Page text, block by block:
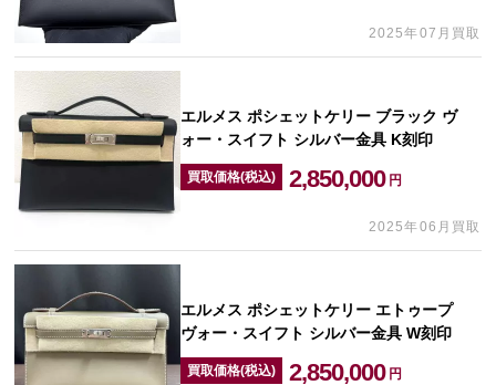
2025年07月買取
エルメス ポシェットケリー ブラック ヴ
ォー・スイフト シルバー金具 K刻印
買取価格(税込) 2,850,000 円
2025年06月買取
エルメス ポシェットケリー エトゥープ
ヴォー・スイフト シルバー金具 W刻印
買取価格(税込) 2,850,000 円